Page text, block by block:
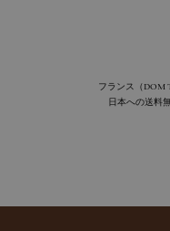
フランス（DOM
日本への送料